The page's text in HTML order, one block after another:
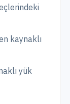
kaynaklı
yük